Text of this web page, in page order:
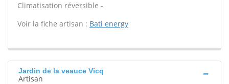
Climatisation réversible -
Voir la fiche artisan : Bati energy
Jardin de la veauce Vicq
Artisan